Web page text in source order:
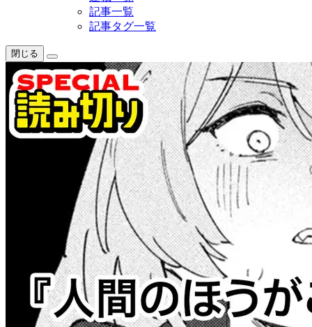
記事一覧
記事タグ一覧
閉じる